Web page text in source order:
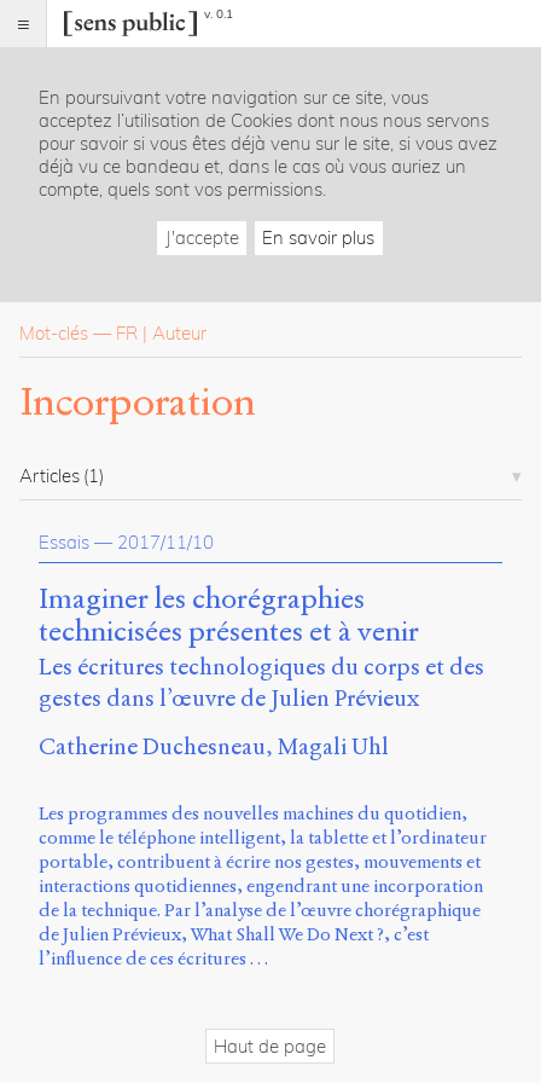
v. 0.1
Index
Rubriques
Essais
La
revue
Présentation
Publier
À
propos
du
site
Archipel
ligne
Mastodon
Université
de
Sherbrooke
Campus
de
Longueuil
En poursuivant votre navigation sur ce site, vous
acceptez l’utilisation de Cookies dont nous nous servons
pour savoir si vous êtes déjà venu sur le site, si vous avez
déjà vu ce bandeau et, dans le cas où vous auriez un
compte, quels sont vos permissions.
J'accepte En savoir plus
Mot-clés — FR Auteur
Incorporation
Articles (1)
Essais — 2017/11/10
Imaginer les chorégraphies
technicisées présentes et à venir
Les écritures technologiques du corps et des
gestes dans l’œuvre de Julien Prévieux
Catherine Duchesneau Magali Uhl
Les programmes des nouvelles machines du quotidien,
comme le téléphone intelligent, la tablette et l’ordinateur
portable, contribuent à écrire nos gestes, mouvements et
interactions quotidiennes, engendrant une incorporation
de la technique. Par l’analyse de l’œuvre chorégraphique
de Julien Prévieux, What Shall We Do Next ?, c’est
l’influence de ces écritures …
Haut de page